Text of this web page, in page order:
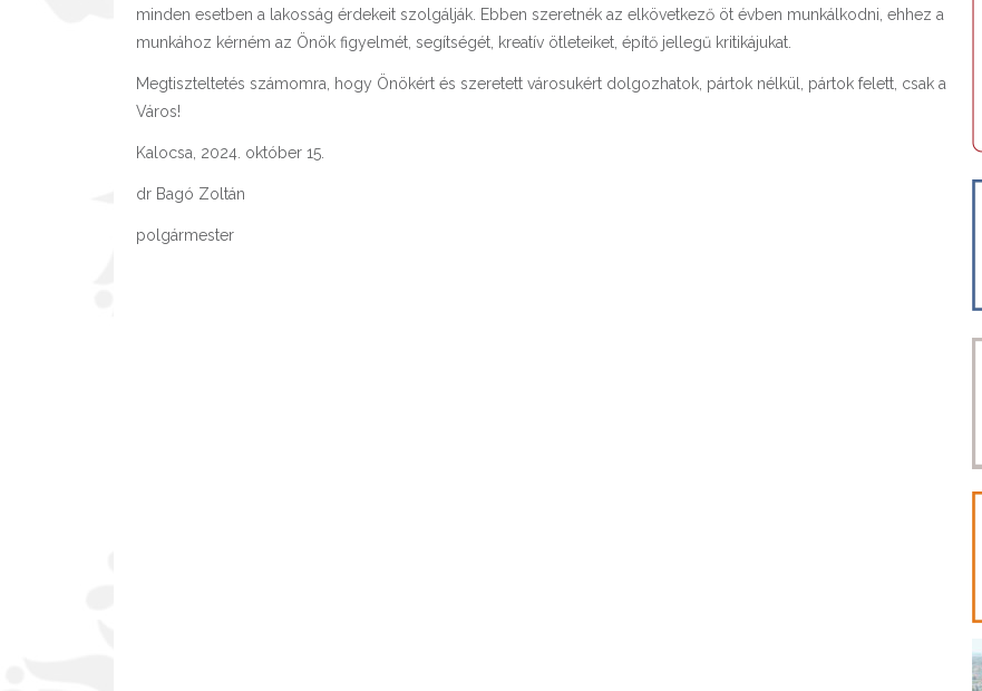
minden esetben a lakosság érdekeit szolgálják. Ebben szeretnék az elkövetkező öt évben munkálkodni, ehhez a
munkához kérném az Önök figyelmét, segítségét, kreatív ötleteiket, építő jellegű kritikájukat.
Megtiszteltetés számomra, hogy Önökért és szeretett városukért dolgozhatok, pártok nélkül, pártok felett, csak a
Város!
Kalocsa, 2024. október 15.
dr Bagó Zoltán
polgármester